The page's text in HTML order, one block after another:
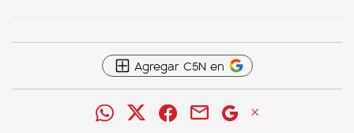
Agregar C5N en